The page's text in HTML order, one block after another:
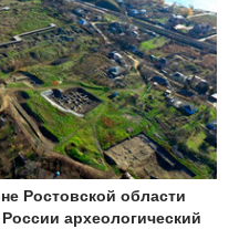
области
археологический